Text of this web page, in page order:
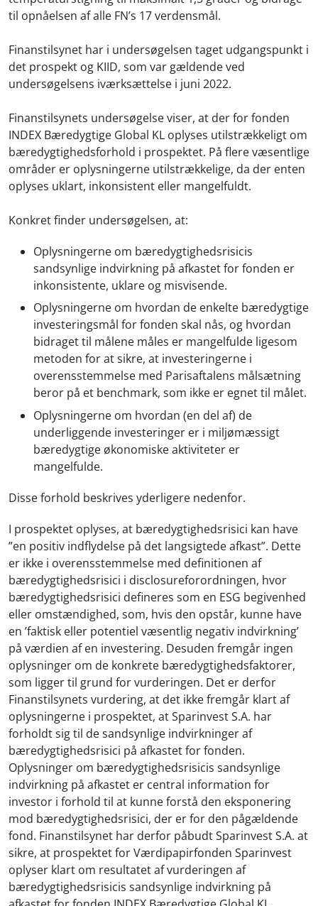
til opnåelsen af alle FN’s 17 verdensmål.
Finanstilsynet har i undersøgelsen taget udgangspunkt i
det prospekt og KIID, som var gældende ved
undersøgelsens iværksættelse i juni 2022.
Finanstilsynets undersøgelse viser, at der for fonden
INDEX Bæredygtige Global KL oplyses utilstrækkeligt om
bæredygtighedsforhold i prospektet. På flere væsentlige
områder er oplysningerne utilstrækkelige, da der enten
oplyses uklart, inkonsistent eller mangelfuldt.
Konkret finder undersøgelsen, at:
Oplysningerne om bæredygtighedsrisicis
sandsynlige indvirkning på afkastet for fonden er
inkonsistente, uklare og misvisende.
Oplysningerne om hvordan de enkelte bæredygtige
investeringsmål for fonden skal nås, og hvordan
bidraget til målene måles er mangelfulde ligesom
metoden for at sikre, at investeringerne i
overensstemmelse med Parisaftalens målsætning
beror på et benchmark, som ikke er egnet til målet.
Oplysningerne om hvordan (en del af) de
underliggende investeringer er i miljømæssigt
bæredygtige økonomiske aktiviteter er
mangelfulde.
Disse forhold beskrives yderligere nedenfor.
I prospektet oplyses, at bæredygtighedsrisici kan have
”en positiv indflydelse på det langsigtede afkast”. Dette
er ikke i overensstemmelse med definitionen af
bæredygtighedsrisici i disclosureforordningen, hvor
bæredygtighedsrisici defineres som en ESG begivenhed
eller omstændighed, som, hvis den opstår, kunne have
en ’faktisk eller potentiel væsentlig negativ indvirkning’
på værdien af en investering. Desuden fremgår ingen
oplysninger om de konkrete bæredygtighedsfaktorer,
som ligger til grund for vurderingen. Det er derfor
Finanstilsynets vurdering, at det ikke fremgår klart af
oplysningerne i prospektet, at Sparinvest S.A. har
forholdt sig til de sandsynlige indvirkninger af
bæredygtighedsrisici på afkastet for fonden.
Oplysninger om bæredygtighedsrisicis sandsynlige
indvirkning på afkastet er central information for
investor i forhold til at kunne forstå den eksponering
mod bæredygtighedsrisici, der er for den pågældende
fond. Finanstilsynet har derfor påbudt Sparinvest S.A. at
sikre, at prospektet for Værdipapirfonden Sparinvest
oplyser klart om resultatet af vurderingen af
bæredygtighedsrisicis sandsynlige indvirkning på